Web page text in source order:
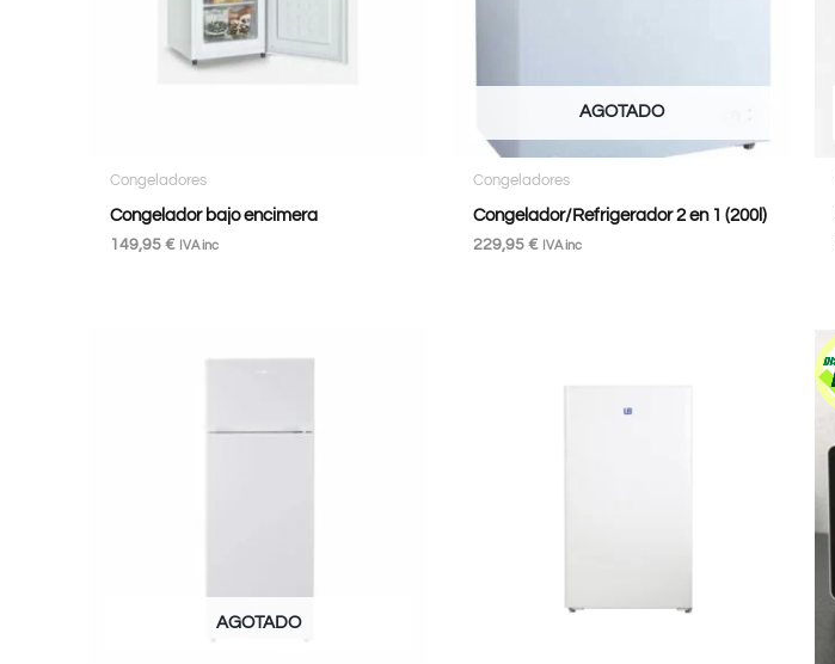
Congeladores
Congelador bajo encimera
149,95 € IVA inc
AGOTADO
Congeladores
Congelador/Refrigerador 2 en 1 (200l)
229,95 € IVA inc
AGOTADO